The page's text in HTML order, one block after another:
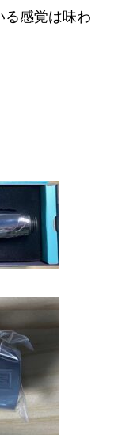
る感覚は味わ